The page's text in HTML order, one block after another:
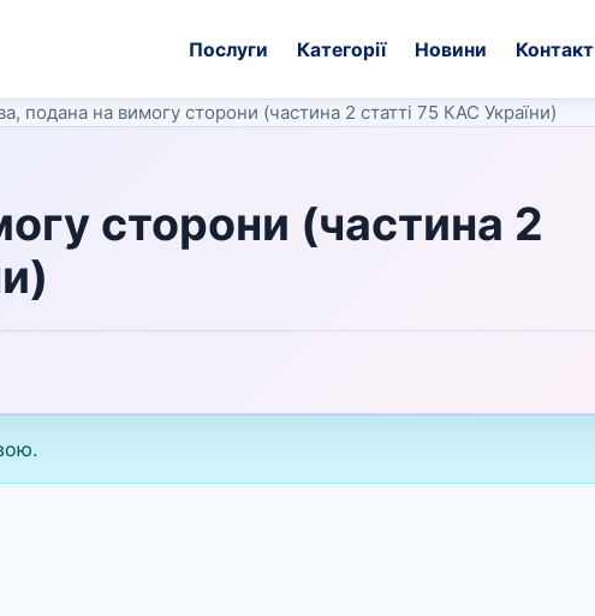
Послуги Категорії Новини Контакт
подана на вимогу сторони (частина 2 статті 75 КАС України)
сторони (частина 2